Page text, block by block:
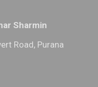
Sharmin
Road, Purana